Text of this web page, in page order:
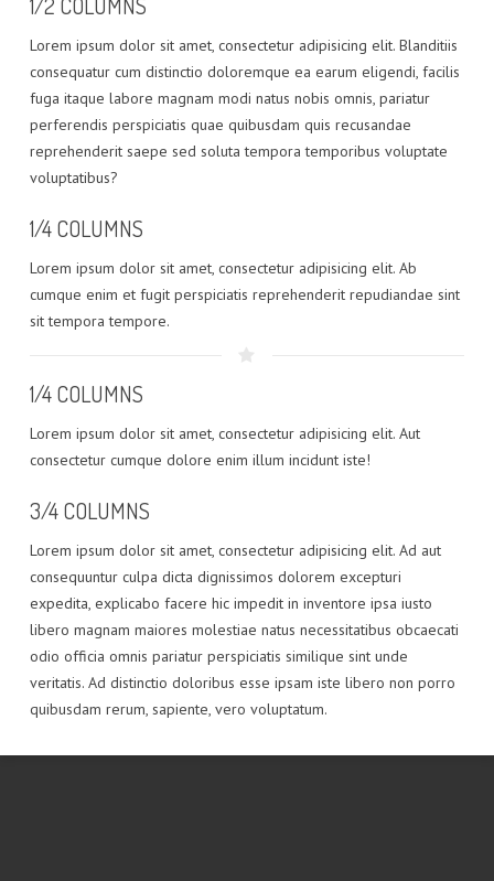
Lorem ipsum dolor sit amet, consectetur adipisicing elit. Blanditiis
consequatur cum distinctio doloremque ea earum eligendi, facilis
fuga itaque labore magnam modi natus nobis omnis, pariatur
perferendis perspiciatis quae quibusdam quis recusandae
reprehenderit saepe sed soluta tempora temporibus voluptate
voluptatibus?
1/4 COLUMNS
Lorem ipsum dolor sit amet, consectetur adipisicing elit. Ab
cumque enim et fugit perspiciatis reprehenderit repudiandae sint
sit tempora tempore.
1/4 COLUMNS
Lorem ipsum dolor sit amet, consectetur adipisicing elit. Aut
consectetur cumque dolore enim illum incidunt iste!
3/4 COLUMNS
Lorem ipsum dolor sit amet, consectetur adipisicing elit. Ad aut
consequuntur culpa dicta dignissimos dolorem excepturi
expedita, explicabo facere hic impedit in inventore ipsa iusto
libero magnam maiores molestiae natus necessitatibus obcaecati
odio officia omnis pariatur perspiciatis similique sint unde
veritatis. Ad distinctio doloribus esse ipsam iste libero non porro
quibusdam rerum, sapiente, vero voluptatum.